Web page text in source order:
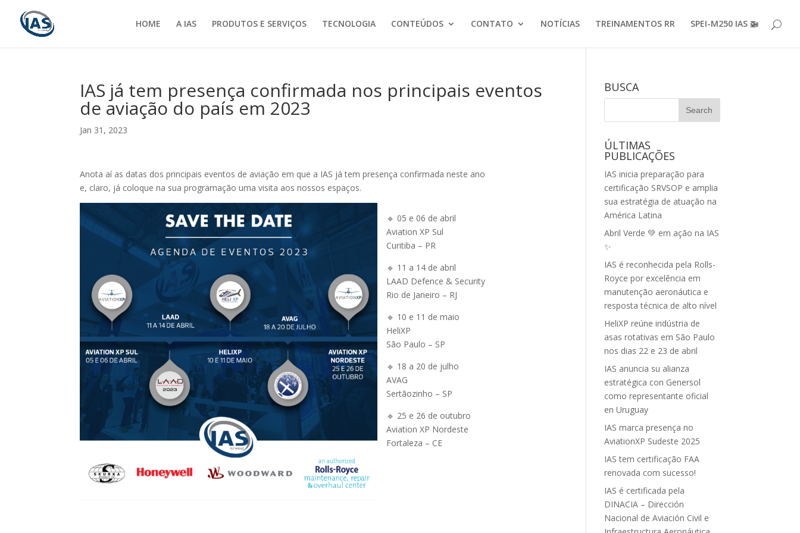
HOME A IAS PRODUTOS E SERVIÇOS TECNOLOGIA CONTEÚDOS CONTATO NOTÍCIAS TREINAMENTOS RR SPEI-M250 IAS 🚁
IAS já tem presença confirmada nos principais eventos
de aviação do país em 2023
Jan 31, 2023
Anota aí as datas dos principais eventos de aviação em que a IAS já tem presença confirmada neste ano
e, claro, já coloque na sua programação uma visita aos nossos espaços.
🔹 05 e 06 de abril
Aviation XP Sul
Curitiba – PR
🔹 11 a 14 de abril
LAAD Defence & Security
Rio de Janeiro – RJ
🔹 10 e 11 de maio
HeliXP
São Paulo – SP
🔹 18 a 20 de julho
AVAG
Sertãozinho – SP
🔹 25 e 26 de outubro
Aviation XP Nordeste
Fortaleza – CE
BUSCA
ÚLTIMAS
PUBLICAÇÕES
IAS inicia preparação para
certificação SRVSOP e amplia
sua estratégia de atuação na
América Latina
Abril Verde 💚 em ação na IAS
✨
IAS é reconhecida pela Rolls-
Royce por excelência em
manutenção aeronáutica e
resposta técnica de alto nível
HeliXP reúne indústria de
asas rotativas em São Paulo
nos dias 22 e 23 de abril
IAS anuncia su alianza
estratégica con Genersol
como representante oficial
en Uruguay
IAS marca presença no
AviationXP Sudeste 2025
IAS tem certificação FAA
renovada com sucesso!
IAS é certificada pela
DINACIA – Dirección
Nacional de Aviación Civil e